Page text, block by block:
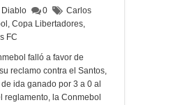
Diablo 0
Carlos
, Copa Libertadores,
FC
falló a favor de
reclamo contra el Santos,
ida ganado por 3 a 0 al
reglamento, la Conmebol